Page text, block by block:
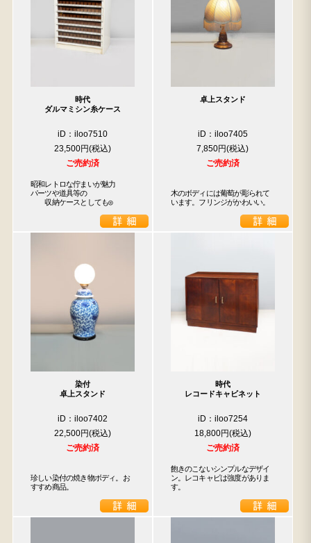
時代
ダルマミシン糸ケース
iD：iloo7510
23,500円
ご売約済
昭和レトロな佇まいが魅力
パーツや道具等の
収納ケースとしても◎
卓上スタンド
iD：iloo7405
7,850円
ご売約済
木のボディには葡萄が彫られて
います。フリンジがかわいい。
染付
卓上スタンド
iD：iloo7402
22,500円
ご売約済
珍しい染付の焼き物ボディ。お
すすめ商品。
時代
レコードキャビネット
iD：iloo7254
18,800円
ご売約済
飽きのこないシンプルなデザイ
ン。レコキャビは強度がありま
す。